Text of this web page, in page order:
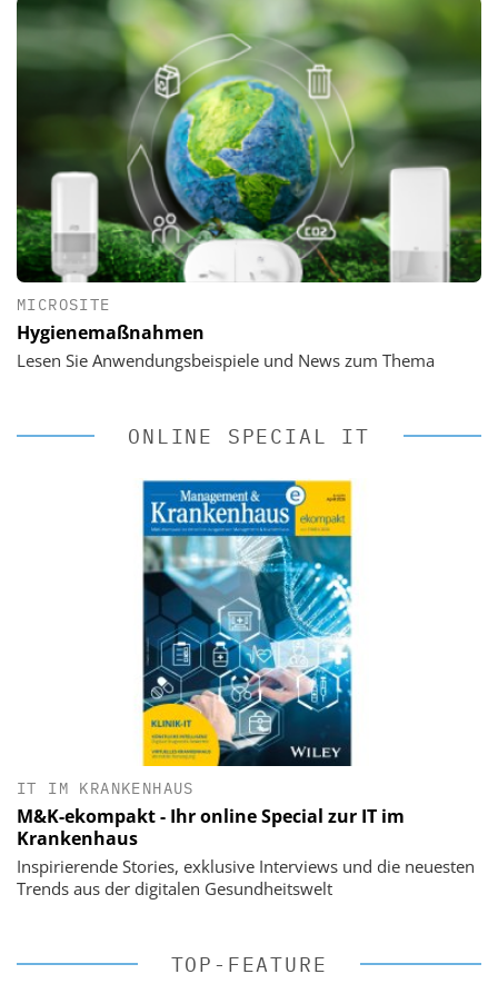
MICROSITE
Hygienemaßnahmen
Lesen Sie Anwendungsbeispiele und News zum Thema
ONLINE SPECIAL IT
IT IM KRANKENHAUS
M&K-ekompakt - Ihr online Special zur IT im
Krankenhaus
Inspirierende Stories, exklusive Interviews und die neuesten
Trends aus der digitalen Gesundheitswelt
TOP-FEATURE